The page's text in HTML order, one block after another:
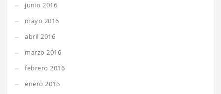
junio 2016
mayo 2016
abril 2016
marzo 2016
febrero 2016
enero 2016